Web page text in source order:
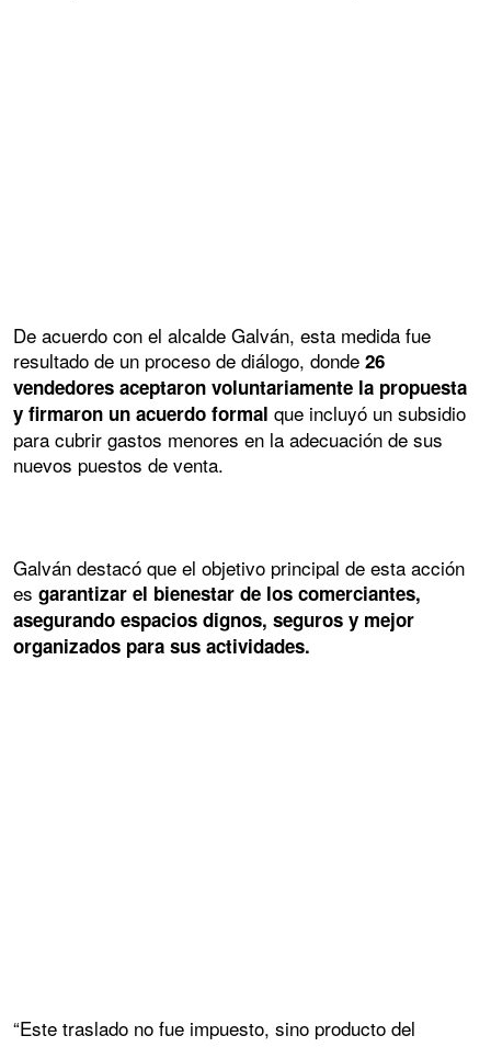
De acuerdo con el alcalde Galván, esta medida fue
resultado de un proceso de diálogo, donde 26
vendedores aceptaron voluntariamente la propuesta
y firmaron un acuerdo formal que incluyó un subsidio
para cubrir gastos menores en la adecuación de sus
nuevos puestos de venta.
Galván destacó que el objetivo principal de esta acción
es garantizar el bienestar de los comerciantes,
asegurando espacios dignos, seguros y mejor
organizados para sus actividades.
“Este traslado no fue impuesto, sino producto del